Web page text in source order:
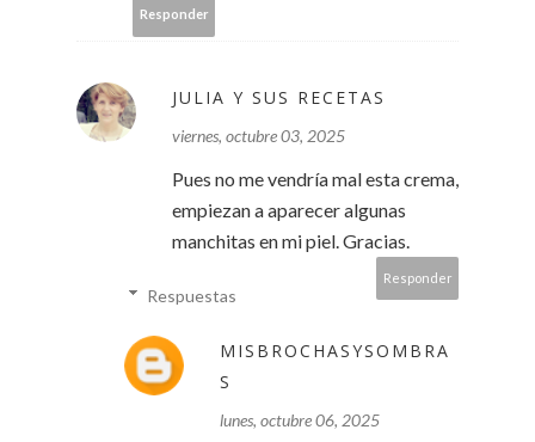
Responder
JULIA Y SUS RECETAS
viernes, octubre 03, 2025
Pues no me vendría mal esta crema,
empiezan a aparecer algunas
manchitas en mi piel. Gracias.
Responder
Respuestas
MISBROCHASYSOMBRA
S
lunes, octubre 06, 2025